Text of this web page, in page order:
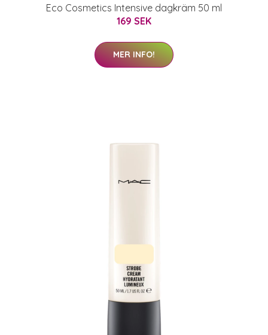
Eco Cosmetics Intensive dagkräm 50 ml
169 SEK
MER INFO!